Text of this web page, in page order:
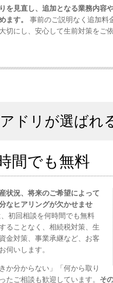
を見直し、追加となる業務内容
ます。
事前のご説明なく追加料
切にし、安心して生前対策をご
ドリが選ばれ
間でも無料
状況、将来のご希望によって
なヒアリングが欠かせませ
初回相談を何時間でも無料
ることなく、相続税対策、生
金対策、事業承継など、お客
伺いします。
か分からない」「何から取り
たご相談も歓迎しています。 そ